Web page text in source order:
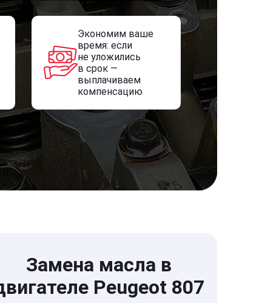
Экономим ваше
время: если
не уложились
в срок —
выплачиваем
компенсацию
Замена масла в
Peugeot 807